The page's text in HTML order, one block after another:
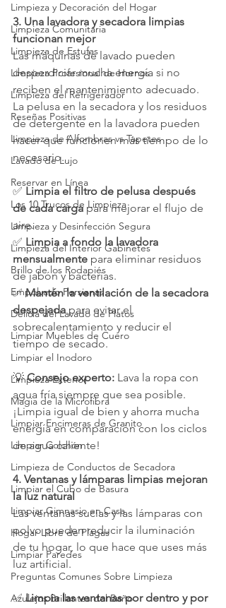
Limpieza y Decoración del Hogar
Limpieza Comunitaria
Limpieza de Estufas
Limpieza Profesional de Hornos
Limpieza del Refrigerador
Reseñas Positivas
Limpieza de Alfombras vs Tapetes
Lavado de Lujo
Reservar en Línea
Los 10 Trucos de Limpieza
Limpieza y Desinfección Segura
Limpieza del Interior Gabinetes
Brillo de los Rodapiés
Empolvado Persianas
Delicia del Lavado de Platos
Limpiar Muebles de Cuero
Limpiar el Inodoro
Limpieza Exterior
Magia de la Microfibra
Limpiar Encimeras de Granito
Limpiar Colchón
Limpieza de Conductos de Secadora
Limpiar el Cubo de Basura
Limpiar Gimnasio en Casa
Hogar Libre de Plagas
Limpiar Paredes
Preguntas Comunes Sobre Limpieza
Azulejos Brillantes del Baño
3. Una lavadora y secadora limpias
funcionan mejor
Las máquinas de lavado pueden
desperdiciar mucha energía si no
reciben el mantenimiento adecuado.
La pelusa en la secadora y los residuos
de detergente en la lavadora pueden
hacer que funcionen más tiempo de lo
necesario.
✅ Limpia el filtro de pelusa después
de cada carga para mejorar el flujo de
aire.
✅ Limpia a fondo la lavadora
mensualmente para eliminar residuos
de jabón y bacterias.
✅ Mantén la ventilación de la secadora
despejada para evitar el
sobrecalentamiento y reducir el
tiempo de secado.
💡 Consejo experto: Lava la ropa con
agua fría siempre que sea posible.
¡Limpia igual de bien y ahorra mucha
energía en comparación con los ciclos
de agua caliente!
4. Ventanas y lámparas limpias mejoran
la luz natural
Las ventanas sucias y las lámparas con
polvo pueden reducir la iluminación
de tu hogar, lo que hace que uses más
luz artificial.
✅ Limpia las ventanas por dentro y por